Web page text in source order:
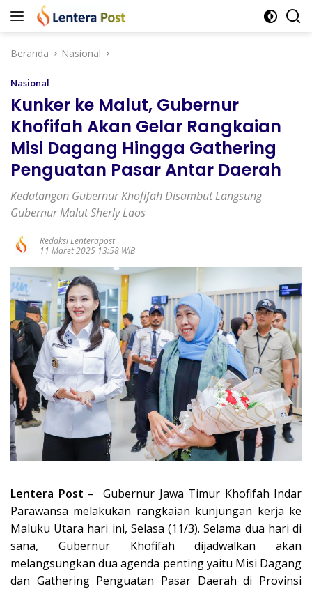
Langsung
Beranda
Nasional
Nasional
Kunker ke Malut, Gubernur
Khofifah Akan Gelar Rangkaian
Misi Dagang Hingga Gathering
Penguatan Pasar Antar Daerah
Kedatangan Gubernur Khofifah Disambut Langsung
Gubernur Malut Sherly Laos
Redaksi Lenterapost
11 Maret 2025 13:58 WIB
Lentera Post – Gubernur Jawa Timur Khofifah Indar
Parawansa melakukan rangkaian kunjungan kerja ke
Maluku Utara hari ini, Selasa (11/3). Selama dua hari di
sana, Gubernur Khofifah dijadwalkan akan
melangsungkan dua agenda penting yaitu Misi Dagang
dan Gathering Penguatan Pasar Daerah di Provinsi